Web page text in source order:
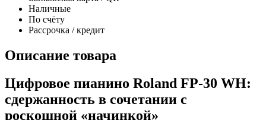
Наличные
По счёту
Рассрочка / кредит
Описание товара
Цифровое пианино Roland FP-30 WH:
сдержанность в сочетании с
роскошной «начинкой»